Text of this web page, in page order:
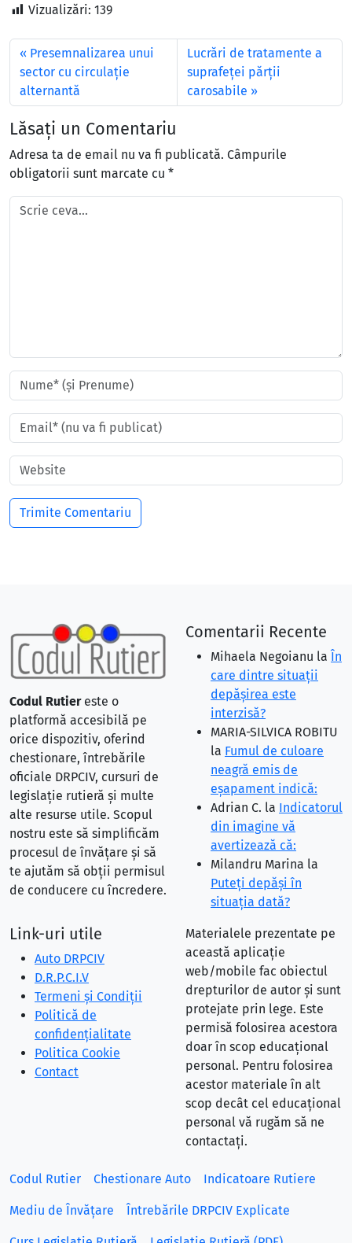
Vizualizări: 139
Presemnalizarea unui
sector cu circulație
alternantă
Lucrări de tratamente a
suprafeței părții
carosabile
Lăsați un Comentariu
Adresa ta de email nu va fi publicată. Câmpurile
obligatorii sunt marcate cu *
Codul Rutiereste o
platformă accesibilă pe
orice dispozitiv, oferind
chestionare, întrebările
oficiale DRPCIV, cursuri de
legislație rutieră și multe
alte resurse utile. Scopul
nostru este să simplificăm
procesul de învățare și să
te ajutăm să obții permisul
de conducere cu încredere.
Comentarii Recente
Mihaela Negoianu la În
care dintre situaţii
depăşirea este
interzisă?
MARIA-SILVICA ROBITU
la Fumul de culoare
neagră emis de
eşapament indică:
Adrian C. la Indicatorul
din imagine vă
avertizează că:
Milandru Marina la
Puteţi depăşi în
situaţia dată?
Link-uri utile
Auto DRPCIV
D.R.P.C.I.V
Termeni și Condiții
Politică de
confidențialitate
Politica Cookie
Contact
Materialele prezentate pe
această aplicație
web/mobile fac obiectul
drepturilor de autor și sunt
protejate prin lege. Este
permisă folosirea acestora
doar în scop educațional
personal. Pentru folosirea
acestor materiale în alt
scop decât cel educațional
personal vă rugăm să ne
contactați.
Codul Rutier Chestionare Auto Indicatoare Rutiere
Mediu de Învățare Întrebările DRPCIV Explicate